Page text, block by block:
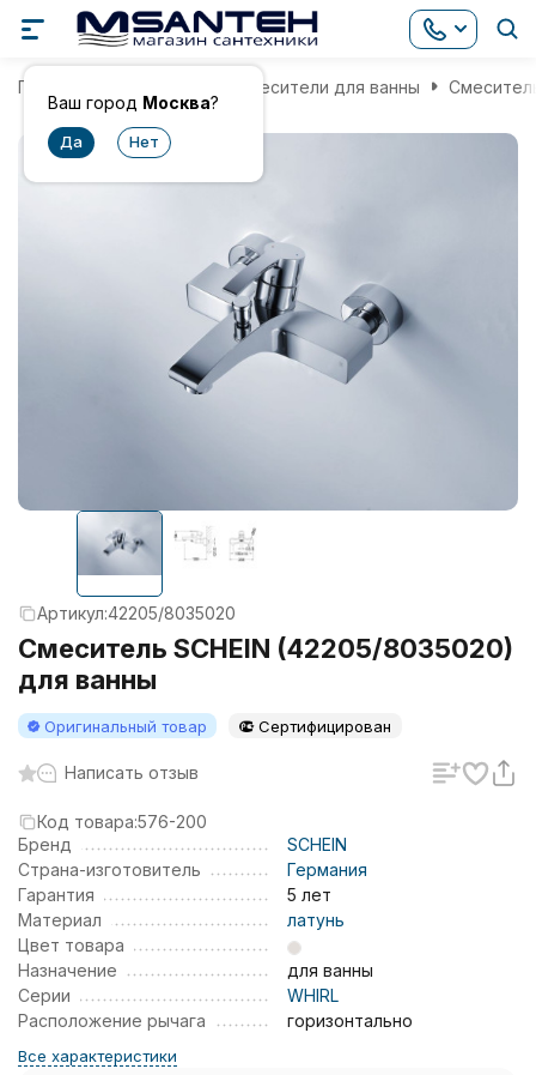
Ваш город Москва?
Главная Смесители для ванны
Артикул:42205/8035020
Смеситель SCHEIN (42205/8035020)
для ванны
Оригинальный товар Сертифицирован
Написать отзыв
Код товара:576-200
Бренд
SCHEIN
Страна-изготовитель
Германия
Гарантия
5 лет
Материал
латунь
Цвет товара
Назначение
для ванны
Серии
WHIRL
Расположение рычага
горизонтально
Все характеристики